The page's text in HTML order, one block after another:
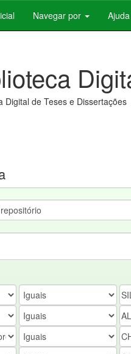
Navegar por Ajuda
Digital de Teses e Dissertações